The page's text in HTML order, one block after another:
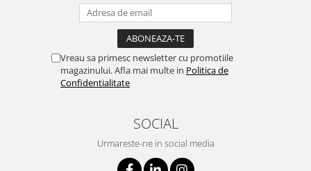
Vreau sa primesc newsletter cu promotiile
magazinului. Afla mai multe in Politica de
Confidentialitate
SOCIAL
Urmareste-ne in social media